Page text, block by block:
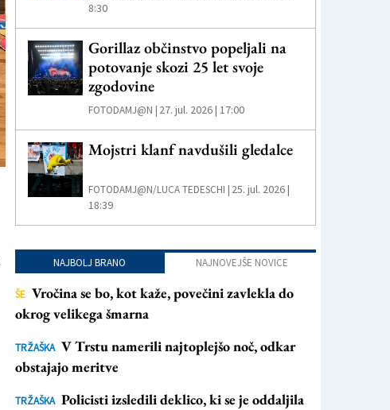
8:30
Gorillaz občinstvo popeljali na
potovanje skozi 25 let svoje
zgodovine
FOTODAMJ@N | 27. jul. 2026 | 17:00
Mojstri klanf navdušili gledalce
FOTODAMJ@N/LUCA TEDESCHI | 25. jul. 2026 |
18:39
NAJBOLJ BRANO NAJNOVEJŠE NOVICE
ŠE Vročina se bo, kot kaže, povečini zavlekla do
okrog velikega šmarna
TRŽAŠKA V Trstu namerili najtoplejšo noč, odkar
obstajajo meritve
TRŽAŠKA Policisti izsledili deklico, ki se je oddaljila